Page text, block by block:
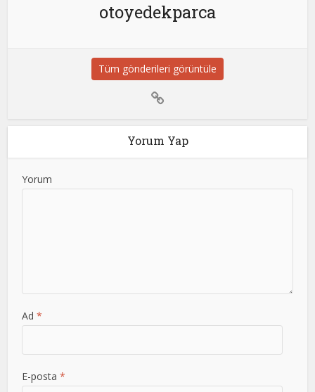
otoyedekparca
Tüm gönderileri görüntüle
Yorum Yap
Yorum
Ad*
E-posta*